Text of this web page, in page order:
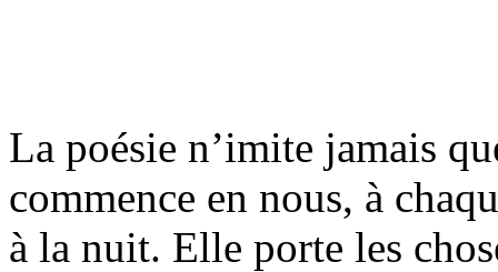
La poésie n’imite jamais
commence en nous, à
à la nuit. Elle porte les